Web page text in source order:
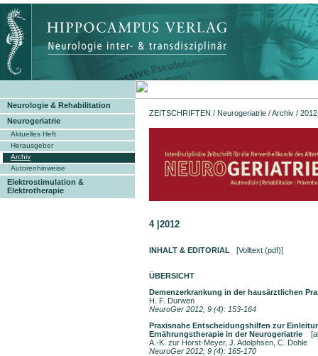
Neurologie & Rehabilitation
Neurogeriatrie
Aktuelles Heft
Herausgeber
Archiv
Autorenhinweise
Elektrostimulation &
Elektrotherapie
ZEITSCHRIFTEN / Neurogeriatrie /Archiv /
4 |2012
INHALT & EDITORIAL [Volltext (pdf)]
ÜBERSICHT
Demenzerkrankung in der hausärztlichen
H. F. Durwen
NeuroGer 2012; 9 (4): 153-164
Praxisnahe Entscheidungshilfen zur
Ernährungstherapie in der Neurogeriatrie
A.-K. zur Horst-Meyer, J. Adolphsen, C. Dohle
NeuroGer 2012; 9 (4): 165-170